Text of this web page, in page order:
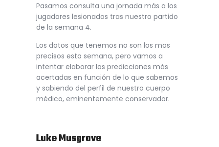
Pasamos consulta una jornada más a los
jugadores lesionados tras nuestro partido
de la semana 4.
Los datos que tenemos no son los mas
precisos esta semana, pero vamos a
intentar elaborar las predicciones más
acertadas en función de lo que sabemos
y sabiendo del perfil de nuestro cuerpo
médico, eminentemente conservador.
Luke Musgrave